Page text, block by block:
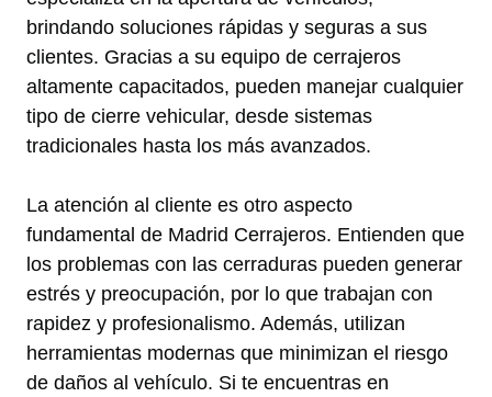
brindando soluciones rápidas y seguras a sus
clientes. Gracias a su equipo de cerrajeros
altamente capacitados, pueden manejar cualquier
tipo de cierre vehicular, desde sistemas
tradicionales hasta los más avanzados.
La atención al cliente es otro aspecto
fundamental de Madrid Cerrajeros. Entienden que
los problemas con las cerraduras pueden generar
estrés y preocupación, por lo que trabajan con
rapidez y profesionalismo. Además, utilizan
herramientas modernas que minimizan el riesgo
de daños al vehículo. Si te encuentras en